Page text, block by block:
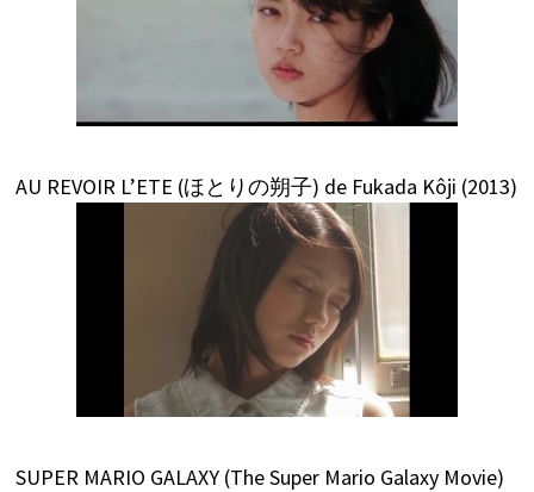
AU REVOIR L’ETE (ほとりの朔子) de Fukada Kôji (2013)
SUPER MARIO GALAXY (The Super Mario Galaxy Movie)